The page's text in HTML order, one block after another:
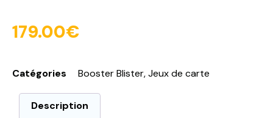
179.00€
Catégories Booster Blister,Jeux de carte
Description